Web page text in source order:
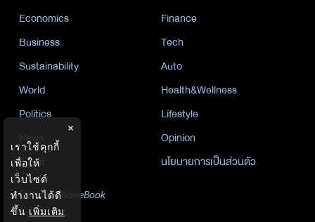
Economics
Finance
Business
Tech
Sustainability
Auto
World
Health&Wellness
Politics
Lifestyle
News
Opinion
Event
นโยบายการเป็นส่วนตัว
นิยาย by KaweBook
×
เราใช้คุกกี้
เพื่อให้
เว็บไซต์
ทำงานได้ดี
ขึ้น เพิ่มเติม